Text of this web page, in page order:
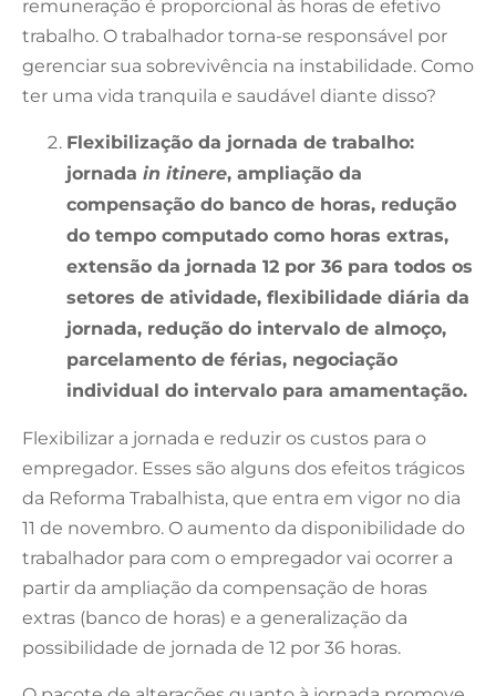
remuneração é proporcional às horas de efetivo
trabalho. O trabalhador torna-se responsável por
gerenciar sua sobrevivência na instabilidade. Como
ter uma vida tranquila e saudável diante disso?
Flexibilização da jornada de trabalho:
jornada in itinere, ampliação da
compensação do banco de horas, redução
do tempo computado como horas extras,
extensão da jornada 12 por 36 para todos os
setores de atividade, flexibilidade diária da
jornada, redução do intervalo de almoço,
parcelamento de férias, negociação
individual do intervalo para amamentação.
Flexibilizar a jornada e reduzir os custos para o
empregador. Esses são alguns dos efeitos trágicos
da Reforma Trabalhista, que entra em vigor no dia
11 de novembro. O aumento da disponibilidade do
trabalhador para com o empregador vai ocorrer a
partir da ampliação da compensação de horas
extras (banco de horas) e a generalização da
possibilidade de jornada de 12 por 36 horas.